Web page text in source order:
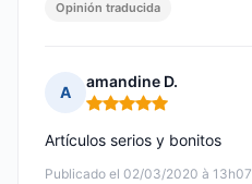
Opinión traducida
A
amandine D.
Nota: 5 de 5
Publicado el 02/03/2020 à 13h07
Artículos serios y bonitos